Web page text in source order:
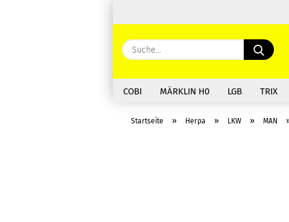
COBI MÄRKLIN H0 LGB TRIX
Startseite » Herpa » LKW » MAN